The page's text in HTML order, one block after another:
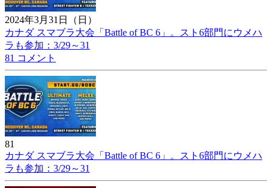
2024年3月31日（日）
カナダ スマブラ大会「Battle of BC 6」。スト6部門にウメハ
ラも参加：3/29～31
81 コメント
81
カナダ スマブラ大会「Battle of BC 6」。スト6部門にウメハ
ラも参加：3/29～31